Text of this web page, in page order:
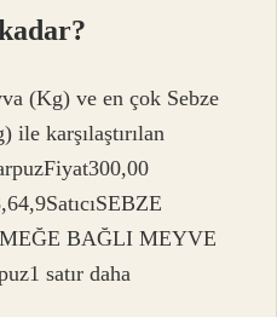
(Kg) ve en çok Sebze
karşılaştırılan
BAĞLI MEYVE
satır daha